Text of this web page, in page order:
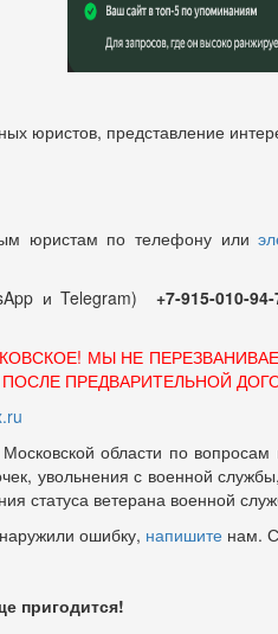
юристов, представление
юристам по телефону или
и Telegram) +7-915-010-
МЫ НЕ
ПРЕДВАРИТЕЛЬНОЙ
области по
увольнения с военной
статуса ветерана военной
ошибку, напишите нам.
пригодится!